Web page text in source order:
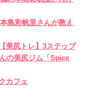
島彩帆里さんが教え
美尻トレ】3ステップ
の美尻ジム「Spice
カフェ